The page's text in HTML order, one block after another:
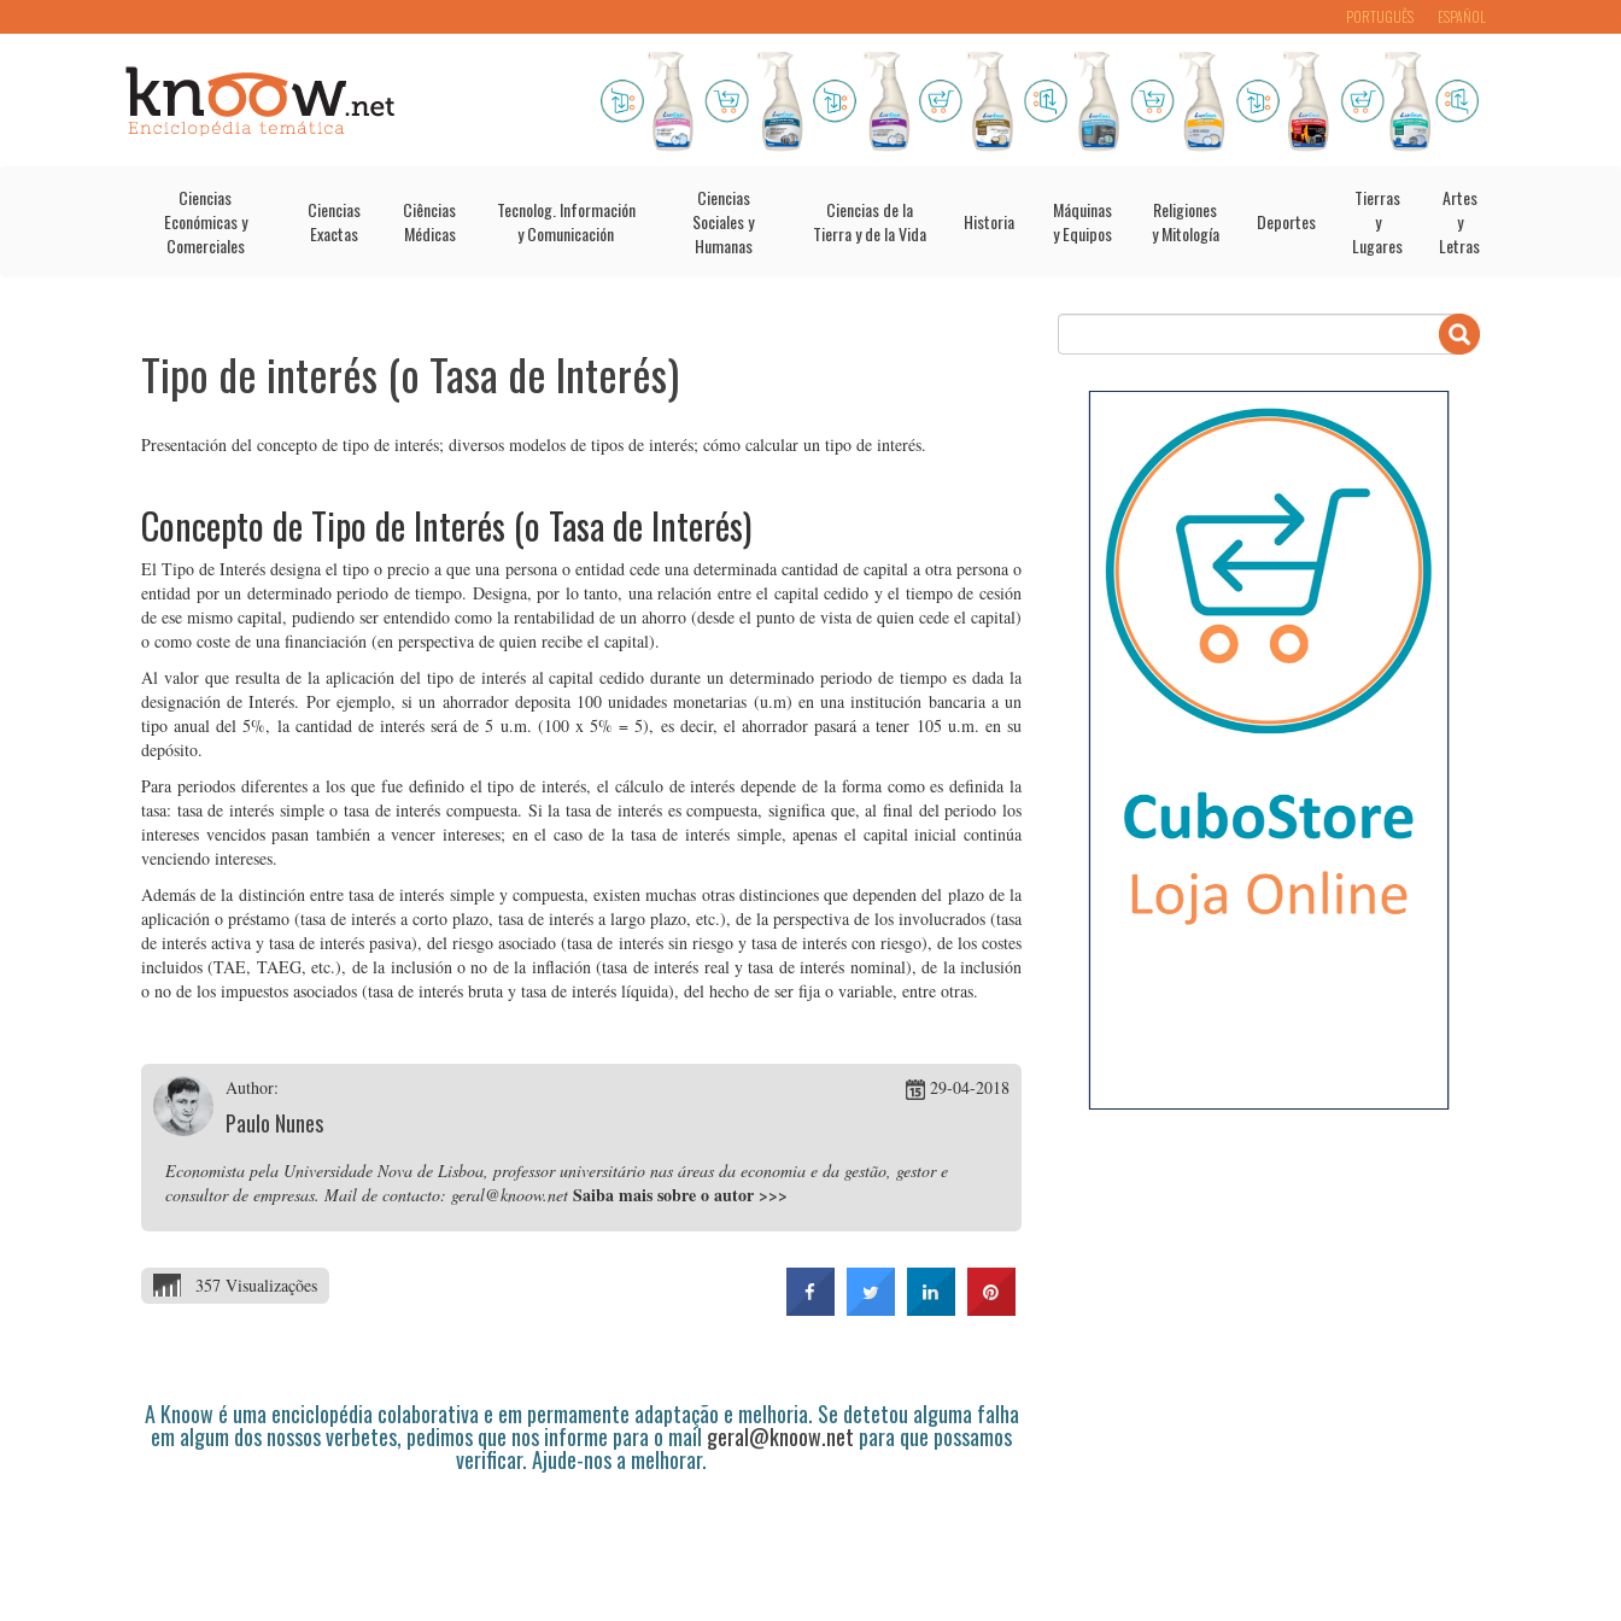
PORTUGUÊS ESPAÑOL
Ciencias
Económicas y
Comerciales
Ciencias
Exactas
Ciências
Médicas
Tecnolog. Información
y Comunicación
Ciencias
Sociales y
Humanas
Ciencias de la
Tierra y de la Vida
Historia
Máquinas
y Equipos
Religiones
y Mitología
Deportes
Tierras
y
Lugares
Artes
y
Letras
Tipo de interés (o Tasa de Interés)
Presentación del concepto de tipo de interés; diversos modelos de tipos de interés; cómo calcular un tipo de interés.
Concepto de Tipo de Interés (o Tasa de Interés)
El Tipo de Interés designa el tipo o precio a que una persona o entidad cede una determinada cantidad de capital a otra persona o
entidad por un determinado periodo de tiempo. Designa, por lo tanto, una relación entre el capital cedido y el tiempo de cesión
de ese mismo capital, pudiendo ser entendido como la rentabilidad de un ahorro (desde el punto de vista de quien cede el capital)
o como coste de una financiación (en perspectiva de quien recibe el capital).
Al valor que resulta de la aplicación del tipo de interés al capital cedido durante un determinado periodo de tiempo es dada la
designación de Interés. Por ejemplo, si un ahorrador deposita 100 unidades monetarias (u.m) en una institución bancaria a un
tipo anual del 5%, la cantidad de interés será de 5 u.m. (100 x 5% = 5), es decir, el ahorrador pasará a tener 105 u.m. en su
depósito.
Para periodos diferentes a los que fue definido el tipo de interés, el cálculo de interés depende de la forma como es definida la
tasa: tasa de interés simple o tasa de interés compuesta. Si la tasa de interés es compuesta, significa que, al final del periodo los
intereses vencidos pasan también a vencer intereses; en el caso de la tasa de interés simple, apenas el capital inicial continúa
venciendo intereses.
Además de la distinción entre tasa de interés simple y compuesta, existen muchas otras distinciones que dependen del plazo de la
aplicación o préstamo (tasa de interés a corto plazo, tasa de interés a largo plazo, etc.), de la perspectiva de los involucrados (tasa
de interés activa y tasa de interés pasiva), del riesgo asociado (tasa de interés sin riesgo y tasa de interés con riesgo), de los costes
incluidos (TAE, TAEG, etc.), de la inclusión o no de la inflación (tasa de interés real y tasa de interés nominal), de la inclusión
o no de los impuestos asociados (tasa de interés bruta y tasa de interés líquida), del hecho de ser fija o variable, entre otras.
Author:
Paulo Nunes
29-04-2018
Economista pela Universidade Nova de Lisboa, professor universitário nas áreas da economia e da gestão, gestor e
consultor de empresas. Mail de contacto: geral@knoow.net Saiba mais sobre o autor >>>
357 Visualizações
A Knoow é uma enciclopédia colaborativa e em permamente adaptação e melhoria. Se detetou alguma falha
em algum dos nossos verbetes, pedimos que nos informe para o mail geral@knoow.net para que possamos
verificar. Ajude-nos a melhorar.